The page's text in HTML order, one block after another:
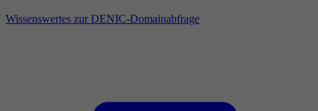
Wissenswertes zur DENIC-Domainabfrage